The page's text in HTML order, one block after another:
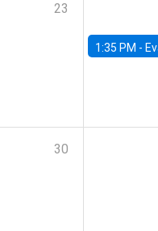
23
1:35 PM - Evan Munro,
30